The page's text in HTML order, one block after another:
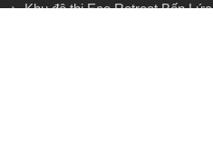
Khu đô thị Eco Retreat Bến Lức